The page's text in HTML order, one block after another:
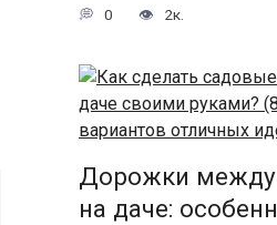
0 2к.
Дорожки между
на даче: